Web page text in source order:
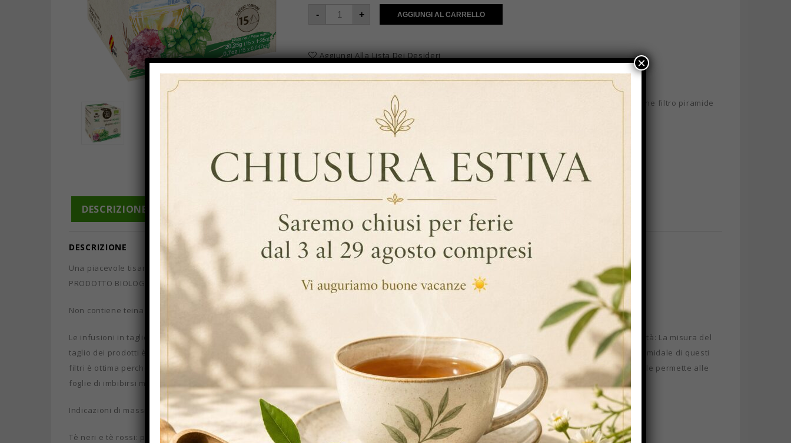
- + AGGIUNGI AL CARRELLO
Aggiungi Alla Lista Dei Desideri
COD:PI47113
Tè e tisane,
Tisane filtro piramide
DESCRIZIONE INFORMAZIONI AGGIUNTIVE
DESCRIZIONE
Una piacevole tisana per ridurre lo stress.
PRODOTTO BIOLOGICO.
Non contiene teina
Le infusioni in taglio piramidale hanno notevoli vantaggi rispetto alle infusioni in taglio fanning (tipo di taglio utilizzato nei filtri tradizionali ). Qualità: La misura del
taglio dei prodotti è maggiore di quella dei filtri tradizionali e pertanto si tratta di un prodotto di qualità superiore. Forma piramidale: la forma piramidale di questi
filtri è ottima perchè durante l’infusione, le piante emanano tutto il loro colore, sapore e aroma. Inoltre la maggiore dimensione del filtro piramidale permette alle
foglie di imbibirsi meglio e di allargarsi totalmente.
Indicazioni di massima su come preparare tè ed infusi:
Tè neri e tè rossi: portare l’acqua quasi ad ebollizione e poi lasciare la bustina in infusione 3 – 5 minuti
×